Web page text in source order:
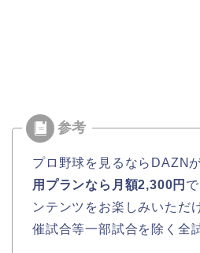
プロ野球を見るならDAZN
用プランなら月額2,300円
ンテンツをお楽しみいただ
催試合等一部試合を除く全